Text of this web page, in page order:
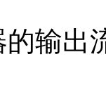
的输出